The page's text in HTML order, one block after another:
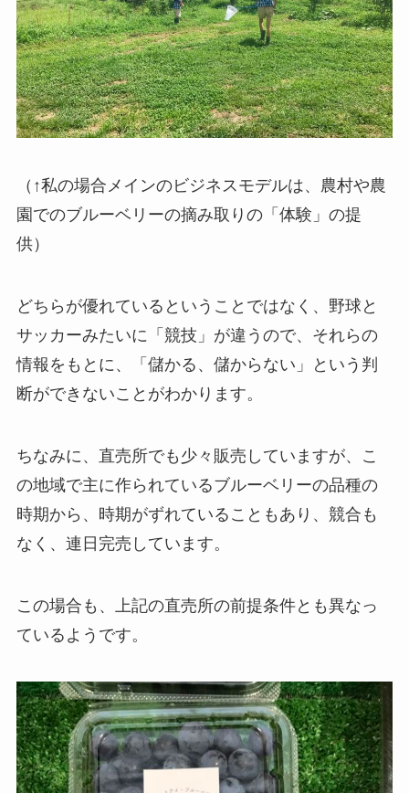
（↑私の場合メインのビジネスモデルは、農村や農
園でのブルーベリーの摘み取りの「体験」の提
供）
どちらが優れているということではなく、野球と
サッカーみたいに「競技」が違うので、それらの
情報をもとに、「儲かる、儲からない」という判
断ができないことがわかります。
ちなみに、直売所でも少々販売していますが、こ
の地域で主に作られているブルーベリーの品種の
時期から、時期がずれていることもあり、競合も
なく、連日完売しています。
この場合も、上記の直売所の前提条件とも異なっ
ているようです。